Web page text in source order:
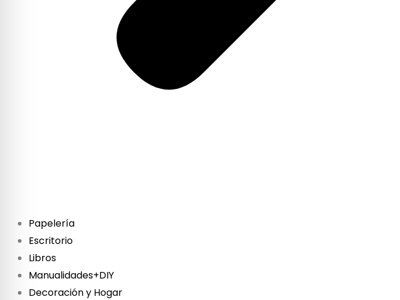
Papelería
Escritorio
Libros
Manualidades+DIY
Decoración y Hogar